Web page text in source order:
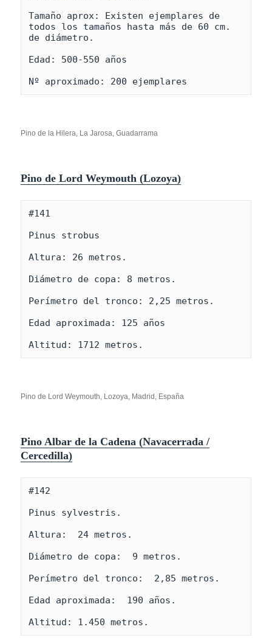
Tamaño aprox: Existen ejemplares de
todos los tamaños hasta más de 60 cm.
de diámetro.
Edad: 500-550 años
Nº aproximado: 200 ejemplares
Pino de la Hilera, La Jarosa, Guadarrama
Pino de Lord Weymouth (Lozoya)
#141
Pinus strobus
Altura: 26 metros.
Diámetro de copa: 8 metros.
Perímetro del tronco: 2,25 metros.
Edad aproximada: 125 años
Altitud: 1712 metros.
Pino de Lord Weymouth, Lozoya, Madrid, España
Pino Albar de la Cadena (Navacerrada /
Cercedilla)
#142
Pinus sylvestris.
Altura:  24 metros.
Diámetro de copa:  9 metros.
Perímetro del tronco:  2,85 metros.
Edad aproximada:  190 años.
Altitud: 1.450 metros.